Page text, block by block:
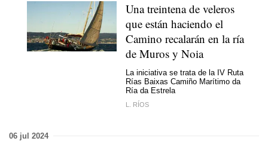
Una treintena de veleros
que están haciendo el
Camino recalarán en la ría
de Muros y Noia
La iniciativa se trata de la IV Ruta
Rías Baixas Camiño Marítimo da
Ría da Estrela
L. RÍOS
06 jul 2024